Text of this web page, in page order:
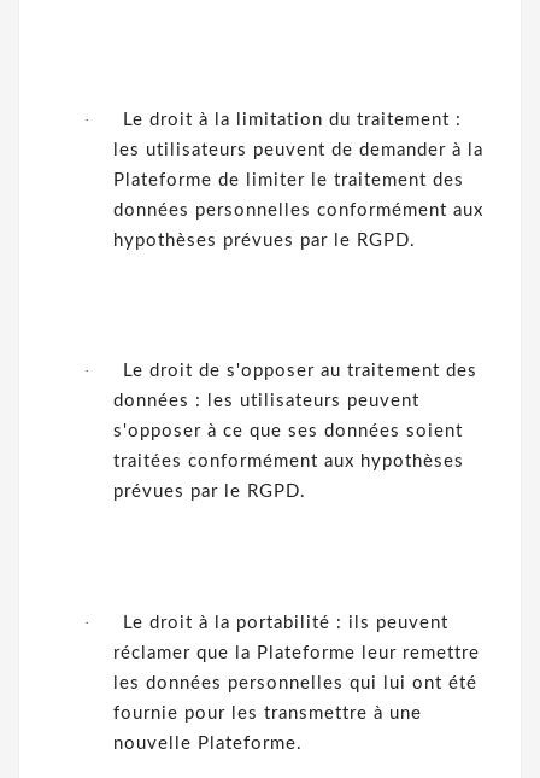
·
Le droit à la limitation du traitement :
les utilisateurs peuvent de demander à la
Plateforme de limiter le traitement des
données personnelles conformément aux
hypothèses prévues par le RGPD.
·
Le droit de s'opposer au traitement des
données : les utilisateurs peuvent
s'opposer à ce que ses données soient
traitées conformément aux hypothèses
prévues par le RGPD.
·
Le droit à la portabilité : ils peuvent
réclamer que la Plateforme leur remettre
les données personnelles qui lui ont été
fournie pour les transmettre à une
nouvelle Plateforme.